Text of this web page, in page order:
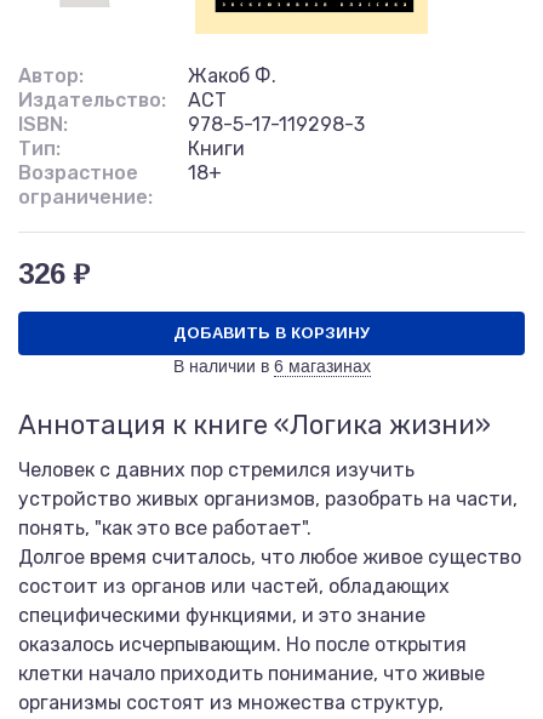
Автор:
Жакоб Ф.
Издательство:
АСТ
ISBN:
978-5-17-119298-3
Тип:
Книги
Возрастное
ограничение:
18+
326 ₽
ДОБАВИТЬ В КОРЗИНУ
В наличии в 6 магазинах
Аннотация к книге «Логика жизни»
Человек с давних пор стремился изучить
устройство живых организмов, разобрать на части,
понять, "как это все работает".
Долгое время считалось, что любое живое существо
состоит из органов или частей, обладающих
специфическими функциями, и это знание
оказалось исчерпывающим. Но после открытия
клетки начало приходить понимание, что живые
организмы состоят из множества структур,